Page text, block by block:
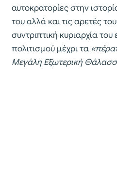
αυτοκρατορίες στην
του αλλά και τις αρετές
συντριπτική κυριαρχία του
πολιτισμού μέχρι τα
Μεγάλη Εξωτερική